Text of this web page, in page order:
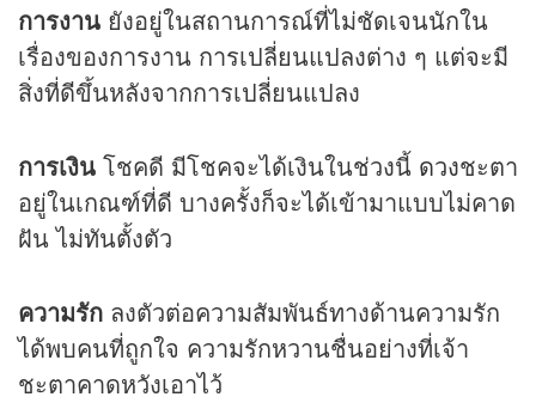
การงาน ยังอยู่ในสถานการณ์ที่ไม่ชัดเจนนักใน
เรื่องของการงาน การเปลี่ยนแปลงต่าง ๆ แต่จะมี
สิ่งที่ดีขึ้นหลังจากการเปลี่ยนแปลง
การเงิน โชคดี มีโชคจะได้เงินในช่วงนี้ ดวงชะตา
อยู่ในเกณฑ์ที่ดี บางครั้งก็จะได้เข้ามาแบบไม่คาด
ฝัน ไม่ทันตั้งตัว
ความรัก ลงตัวต่อความสัมพันธ์ทางด้านความรัก
ได้พบคนที่ถูกใจ ความรักหวานชื่นอย่างที่เจ้า
ชะตาคาดหวังเอาไว้